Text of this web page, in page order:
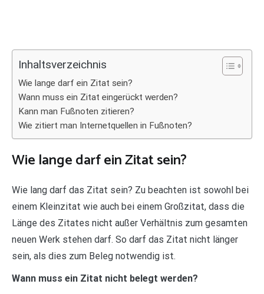
Inhaltsverzeichnis
Wie lange darf ein Zitat sein?
Wann muss ein Zitat eingerückt werden?
Kann man Fußnoten zitieren?
Wie zitiert man Internetquellen in Fußnoten?
Wie lange darf ein Zitat sein?
Wie lang darf das Zitat sein? Zu beachten ist sowohl bei
einem Kleinzitat wie auch bei einem Großzitat, dass die
Länge des Zitates nicht außer Verhältnis zum gesamten
neuen Werk stehen darf. So darf das Zitat nicht länger
sein, als dies zum Beleg notwendig ist.
Wann muss ein Zitat nicht belegt werden?